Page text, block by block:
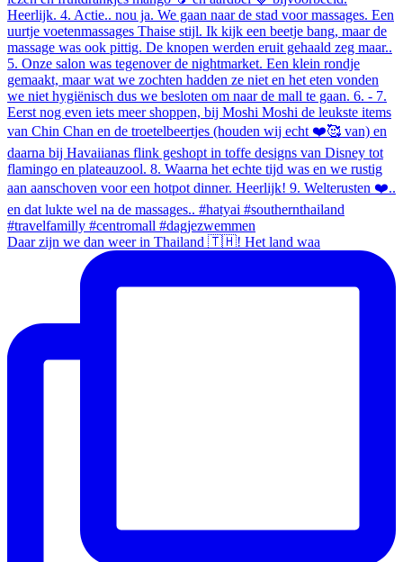
Daar zijn we dan weer in Thailand 🇹🇭! Het land waa